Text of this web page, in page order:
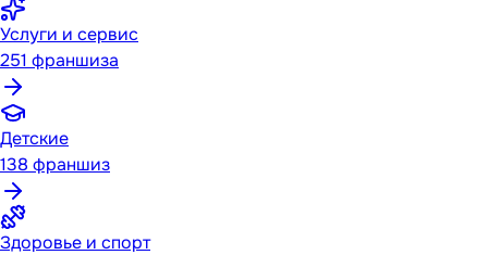
Услуги и сервис
251 франшиза
Детские
138 франшиз
Здоровье и спорт